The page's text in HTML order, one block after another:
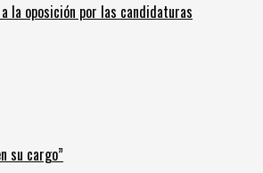
la oposición por las candidaturas
su cargo”